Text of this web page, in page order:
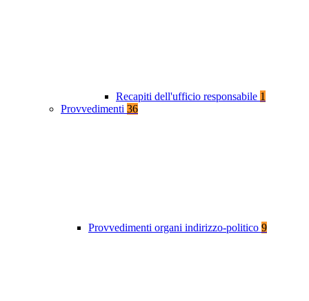
Recapiti dell'ufficio responsabile 1
Provvedimenti 36
Provvedimenti organi indirizzo-politico 9